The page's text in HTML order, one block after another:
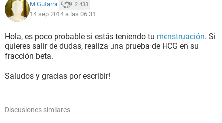
M Gutarra 2.433
14 sep 2014 a las 06:31
Hola, es poco probable si estás teniendo tu menstruación. Si
quieres salir de dudas, realiza una prueba de HCG en su
fracción beta.
Saludos y gracias por escribir!
Discusiones similares